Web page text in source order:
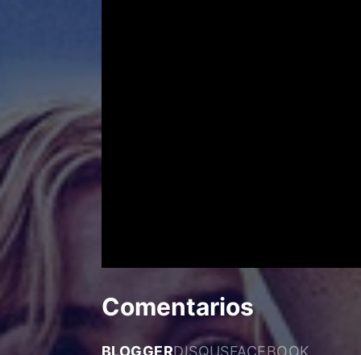
Comentarios
BLOGGERDISQUSFACEBOOK